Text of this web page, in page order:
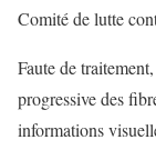
Comité de lutte
Faute de
progressive des
informations